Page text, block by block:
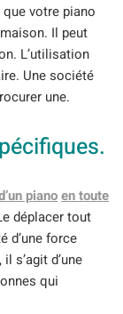
votre piano
Il peut
L’utilisation
Une société
une.
pianoen toute
déplacer tout
d’une force
s’agit d’une
qui